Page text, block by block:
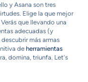
y Asana son tres
Elige la que mejor
que llevando una
adecuadas (y
más armas
de herramientas
domina, triunfa. Let's